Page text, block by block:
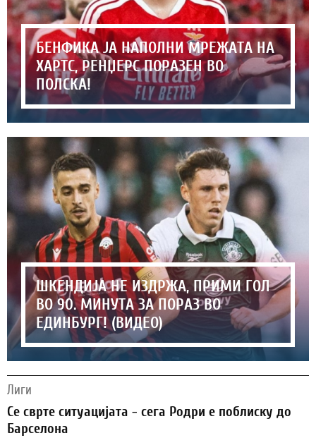
БЕНФИКА ЈА НАПОЛНИ МРЕЖАТА НА
ХАРТС, РЕНЏЕРС ПОРАЗЕН ВО
ПОЛСКА!
ШКЕНДИЈА НЕ ИЗДРЖА, ПРИМИ ГОЛ
ВО 90. МИНУТА ЗА ПОРАЗ ВО
ЕДИНБУРГ! (ВИДЕО)
Лиги
Се сврте ситуацијата - сега Родри е поблиску до
Барселона